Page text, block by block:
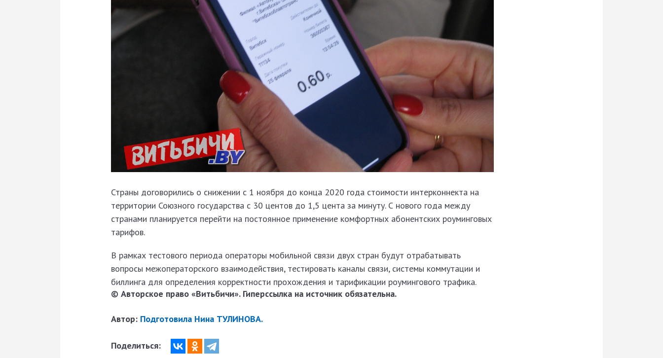
Страны договорились о снижении с 1 ноября до конца 2020 года стоимости интерконнекта на
территории Союзного государства с 30 центов до 1,5 цента за минуту. С нового года между
странами планируется перейти на постоянное применение комфортных абонентских роуминговых
тарифов.
В рамках тестового периода операторы мобильной связи двух стран будут отрабатывать
вопросы межоператорского взаимодействия, тестировать каналы связи, системы коммутации и
биллинга для определения корректности прохождения и тарификации роумингового трафика.
© Авторское право «Витьбичи». Гиперссылка на источник обязательна.
Автор: Подготовила Нина ТУЛИНОВА.
Поделиться: